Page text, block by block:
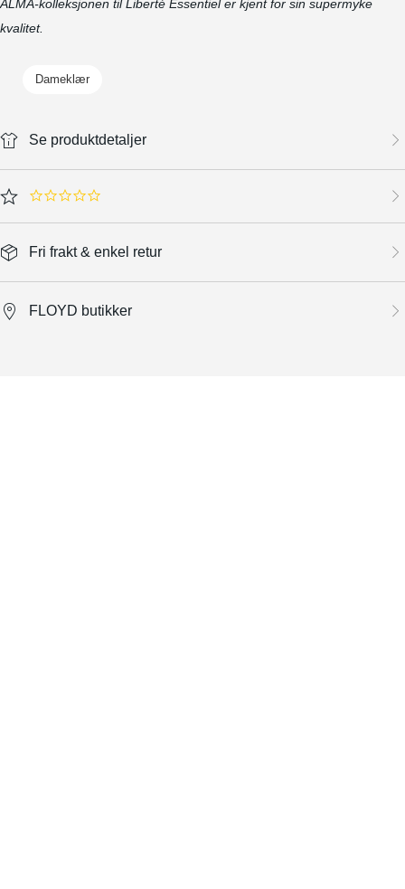
ALMA-kolleksjonen til Libertè Essentiel er kjent for sin supermyke
kvalitet.
Dameklær
Se produktdetaljer
0.0 star rating
Fri frakt & enkel retur
FLOYD butikker